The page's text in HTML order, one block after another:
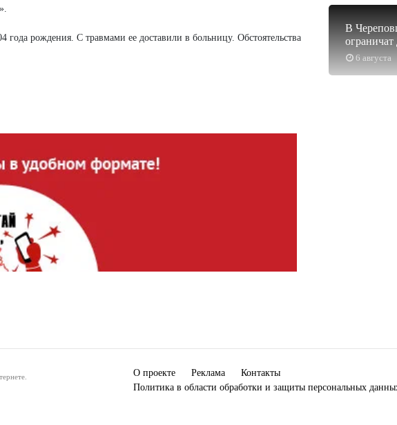
года рождения. С травмами ее доставили в больницу. Обстоятельства
6 августа
В
О проекте Реклама
Контакты
Политика в области обработки и защиты персональных